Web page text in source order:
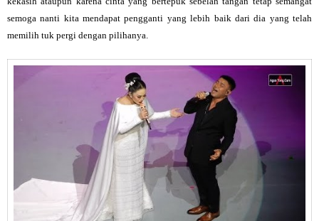
semoga nanti kita mendapat pengganti yang lebih baik dari dia yang telah
memilih tuk pergi dengan pilihanya.